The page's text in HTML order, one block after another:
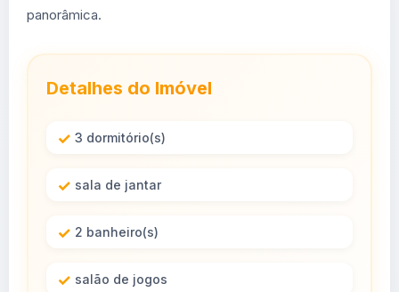
panorâmica.
Detalhes do Imóvel
3 dormitório(s)
sala de jantar
2 banheiro(s)
salão de jogos